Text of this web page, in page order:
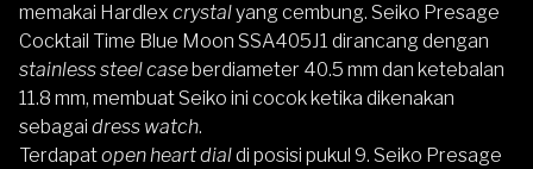
memakai Hardlex crystalyang cembung. Seiko Presage
Cocktail Time Blue Moon SSA405J1 dirancang dengan
stainless steel case berdiameter 40.5 mm dan ketebalan
11.8 mm, membuat Seiko ini cocok ketika dikenakan
sebagai dress watch.
Terdapatopen heart dialdi posisi pukul 9. Seiko Presage